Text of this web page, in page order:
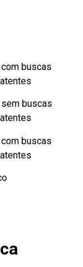
buscas
buscas
buscas